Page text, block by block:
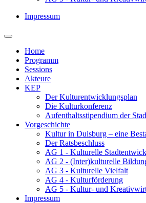
Impressum
Home
Programm
Sessions
Akteure
KEP
Der Kulturentwicklungsplan
Die Kulturkonferenz
Aufenthaltsstipendium der
Vorgeschichte
Kultur in Duisburg – eine
Der Ratsbeschluss
AG 1 - Kulturelle
AG 2 - (Inter)kulturelle
AG 3 - Kulturelle Vielfalt
AG 4 - Kulturförderung
AG 5 - Kultur- und
Impressum